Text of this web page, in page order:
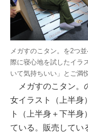
メガすのこタン。を2つ
際に寝心地を試したイラ
いて気持ちいい」とご満
メガすのこタン。
女イラスト（上半身
ト（上半身＋下半
ている。販売してい